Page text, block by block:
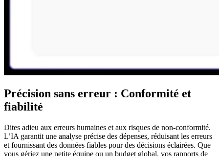
Précision sans erreur : Conformité et
fiabilité
Dites adieu aux erreurs humaines et aux risques de non-conformité.
L’IA garantit une analyse précise des dépenses, réduisant les erreurs
et fournissant des données fiables pour des décisions éclairées. Que
vous gériez une petite équipe ou un budget global, vos rapports de